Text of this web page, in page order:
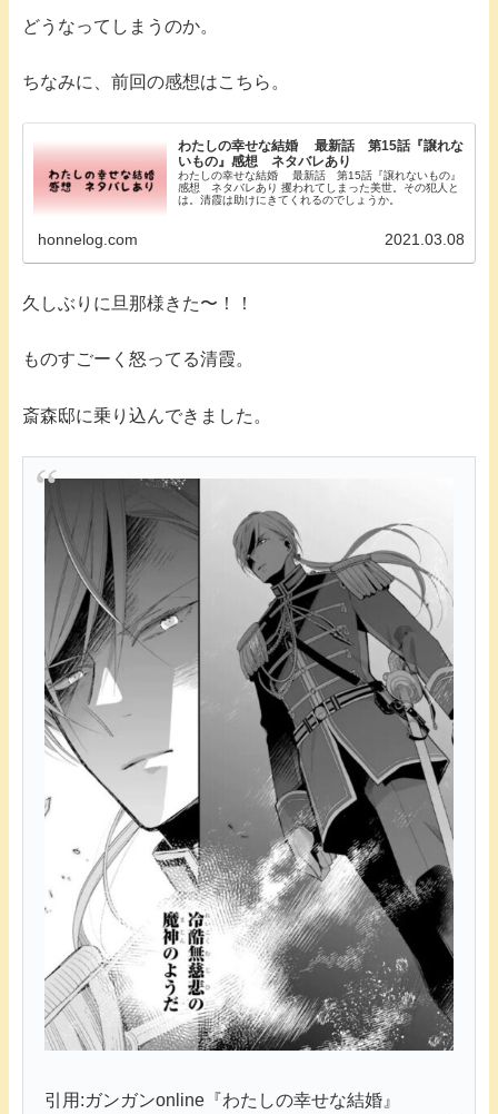
どうなってしまうのか。
ちなみに、前回の感想はこちら。
わたしの幸せな結婚 最新話 第15話『譲れな
いもの』感想 ネタバレあり
わたしの幸せな結婚 最新話 第15話『譲れないもの』
感想 ネタバレあり 攫われてしまった美世。その犯人と
は。清霞は助けにきてくれるのでしょうか。
honnelog.com 2021.03.08
久しぶりに旦那様きた〜！！
ものすごーく怒ってる清霞。
斎森邸に乗り込んできました。
引用:ガンガンonline『わたしの幸せな結婚』